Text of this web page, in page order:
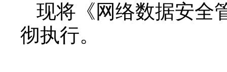
现将《 网络数据安全
彻执行。